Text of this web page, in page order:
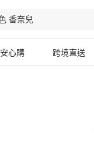
安心購 跨境直送